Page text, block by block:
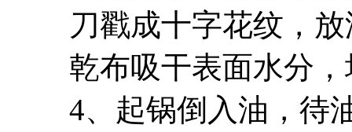
刀戳成十字花纹，
乾布吸干表面水分
4、起锅倒入油，待